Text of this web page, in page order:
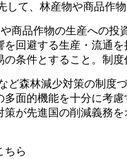
して、林産物や商品作
商品作物の生産への投
を回避する生産・流通
の条件とすること。制
ど森林減少対策の制度
多面的機能を十分に考
策が先進国の削減義務
ちら